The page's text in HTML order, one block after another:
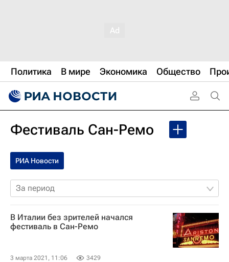
Политика В мире Экономика Общество
Фестиваль Сан-Ремо
РИА Новости
За период
В Италии без зрителей начался
фестиваль в Сан-Ремо
3 марта 2021, 11:06 3429